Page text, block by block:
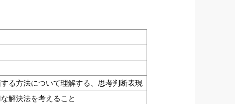
る方法について理解する、思考判断表現
解決法を考えること